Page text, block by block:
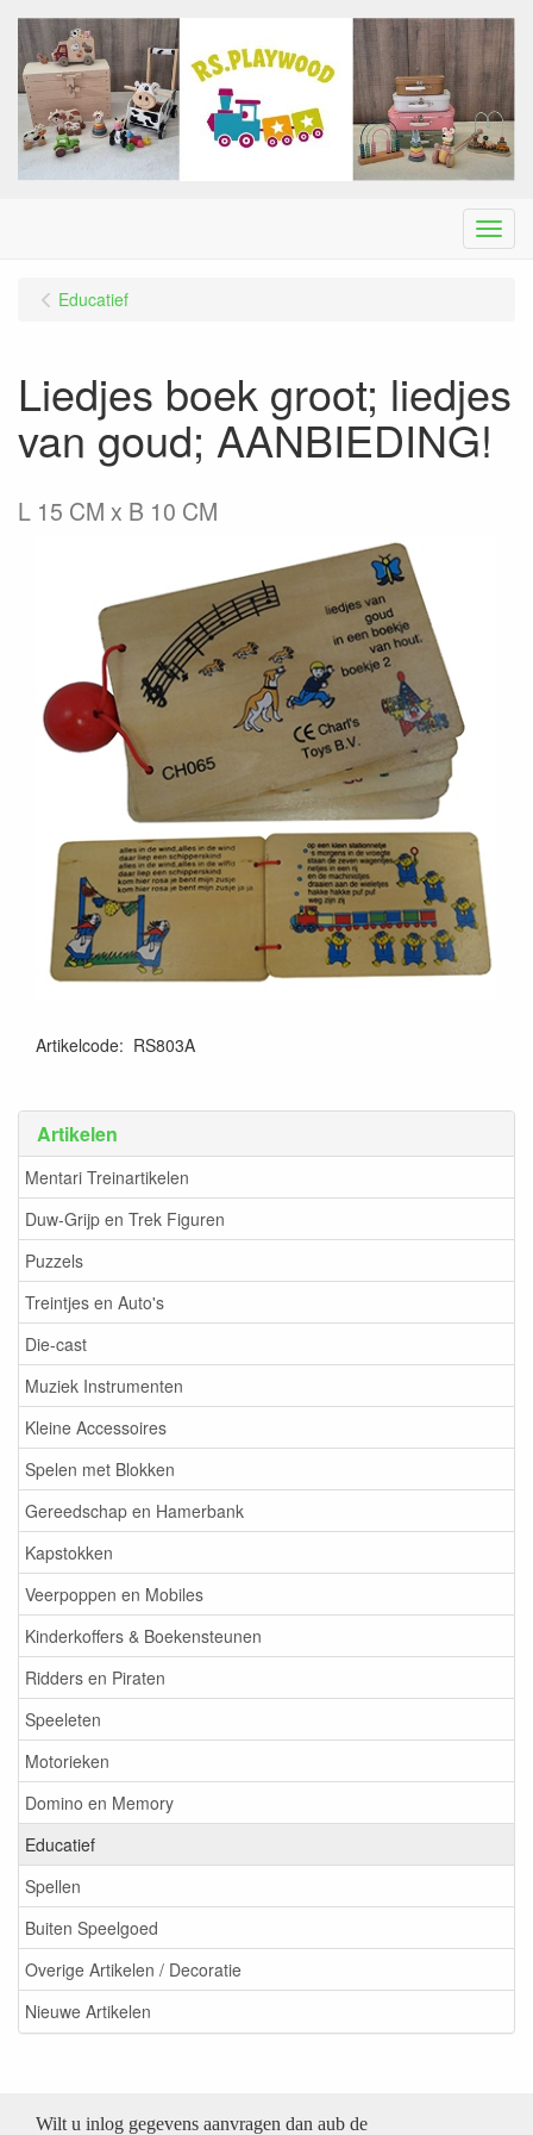
Menu
Artikelen
Mentari Treinartikelen
Duw-Grijp en Trek Figuren
Puzzels
Treintjes en Auto's
Die-cast
Muziek Instrumenten
Kleine Accessoires
Spelen met Blokken
Gereedschap en Hamerbank
Kapstokken
Veerpoppen en Mobiles
Kinderkoffers & Boekensteunen
Ridders en Piraten
Speeleten
Motorieken
Domino en Memory
Educatief
Spellen
Buiten Speelgoed
Overige Artikelen / Decoratie
Nieuwe Artikelen
Educatief
Liedjes boek groot; liedjes
van goud; AANBIEDING!
L 15 CM x B 10 CM
Artikelcode: RS803A
Wilt u inlog gegevens aanvragen dan aub de